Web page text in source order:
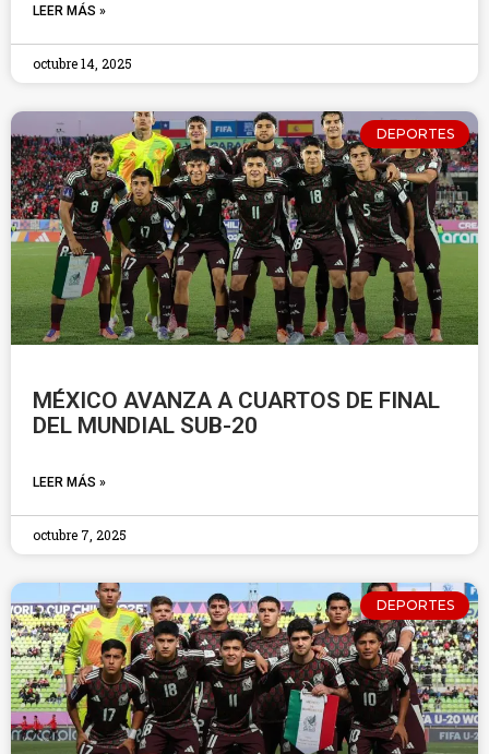
LEER MÁS »
octubre 14, 2025
DEPORTES
MÉXICO AVANZA A CUARTOS DE FINAL
DEL MUNDIAL SUB-20
LEER MÁS »
octubre 7, 2025
DEPORTES